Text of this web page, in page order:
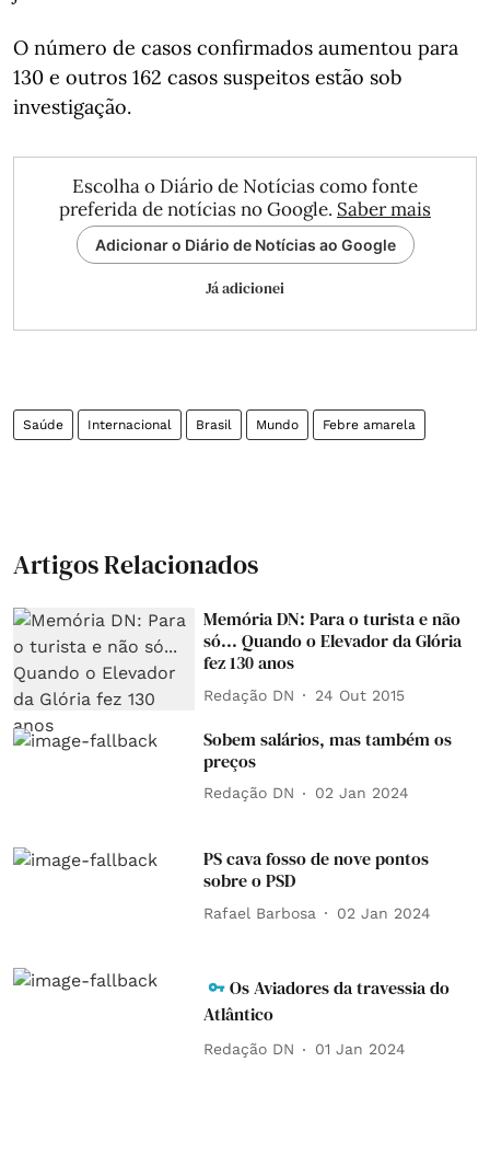
O número de casos confirmados aumentou para
130 e outros 162 casos suspeitos estão sob
investigação.
Escolha o Diário de Notícias como fonte
preferida de notícias no Google. Saber mais
Adicionar o Diário de Notícias ao Google
Já adicionei
Saúde Internacional Brasil Mundo Febre amarela
Artigos Relacionados
Memória DN: Para o turista e não
só... Quando o Elevador da Glória
fez 130 anos
Redação DN 24 Out 2015
Sobem salários, mas também os
preços
Redação DN 02 Jan 2024
PS cava fosso de nove pontos
sobre o PSD
Rafael Barbosa 02 Jan 2024
Os Aviadores da travessia do
Atlântico
Redação DN 01 Jan 2024